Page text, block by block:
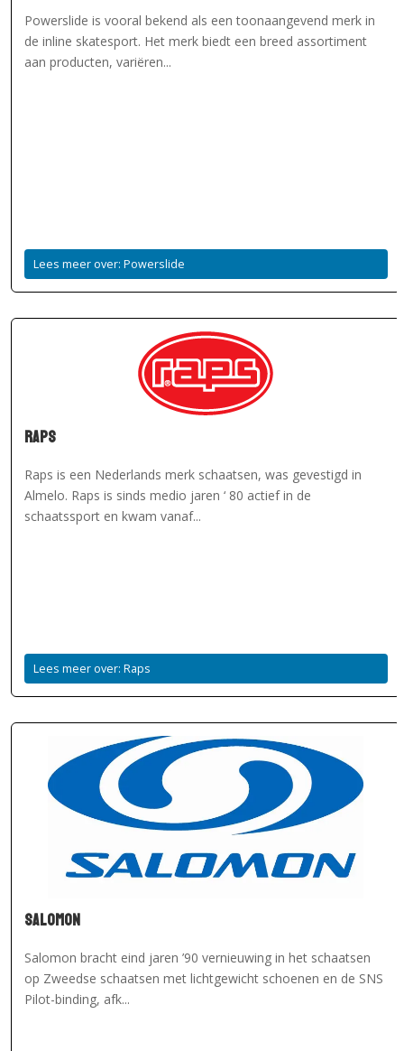
Powerslide is vooral bekend als een toonaangevend merk in
de inline skatesport. Het merk biedt een breed assortiment
aan producten, variëren...
Lees meer over: Powerslide
Raps
Raps is een Nederlands merk schaatsen, was gevestigd in
Almelo. Raps is sinds medio jaren ‘ 80 actief in de
schaatssport en kwam vanaf...
Lees meer over: Raps
Salomon
Salomon bracht eind jaren ’90 vernieuwing in het schaatsen
op Zweedse schaatsen met lichtgewicht schoenen en de SNS
Pilot-binding, afk...